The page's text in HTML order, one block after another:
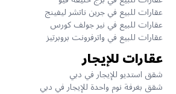
عقارات للبيع في جرين ناتشر ليفينج
عقارات للبيع في نير جولف كورس
عقارات للبيع في واترفرونت بروبرتيز
عقارات للإيجار
شقق استديو للإيجار في دبي
شقق بغرفة نوم واحدة للإيجار في دبي